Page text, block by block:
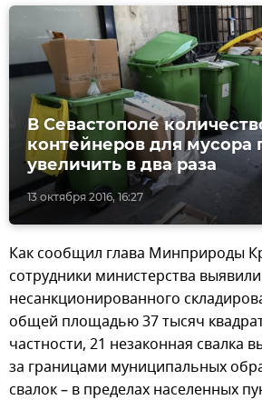
13 октября 2016, 16:27
В Севастополе
контейнеров для мусора
увеличить в два раза
Как сообщил глава Минприроды
сотрудники министерства
несанкционированного
общей площадью 37 тысяч
частности, 21 незаконная свалка
за границами муниципальных
свалок – в пределах населенных